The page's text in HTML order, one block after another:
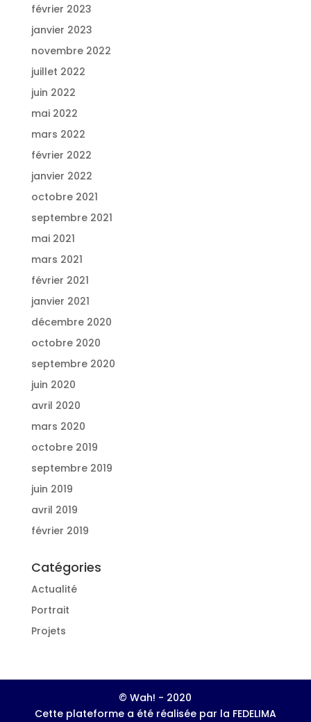
février 2023
janvier 2023
novembre 2022
juillet 2022
juin 2022
mai 2022
mars 2022
février 2022
janvier 2022
octobre 2021
septembre 2021
mai 2021
mars 2021
février 2021
janvier 2021
décembre 2020
octobre 2020
septembre 2020
juin 2020
avril 2020
mars 2020
octobre 2019
septembre 2019
juin 2019
avril 2019
février 2019
Catégories
Actualité
Portrait
Projets
© Wah! - 2020
Cette plateforme a été réalisée par la FEDELIMA